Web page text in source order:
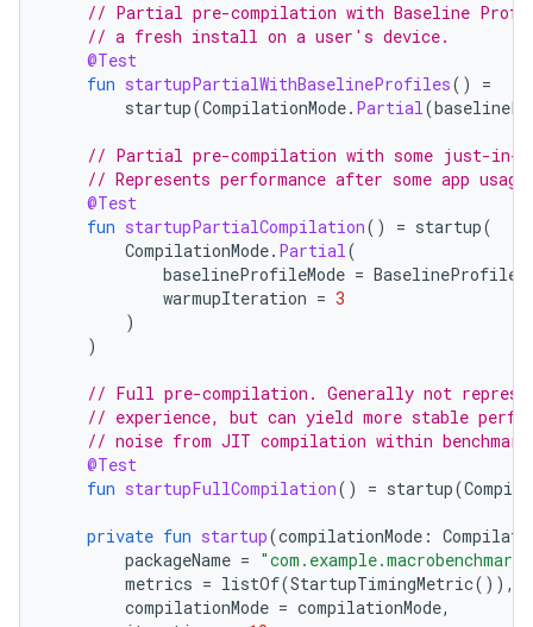
// Partial pre-compilation with Baseline
// a fresh install on a user's device.
@Test
fun startupPartialWithBaselineProfiles()
=
startup(CompilationMode. Partial(
// Partial pre-compilation with some just-in-
// Represents performance after some app
@Test
fun startupPartialCompilation() = startup(
CompilationMode. Partial(
baselineProfileMode =
warmupIteration = 3
)
)
// Full pre-compilation. Generally not
// experience, but can yield more stable
// noise from JIT compilation within
@Test
fun startupFullCompilation() = startup(
private fun startup(compilationMode :
packageName =
metrics = listOf(StartupTimingMetric()),
compilationMode = compilationMode,